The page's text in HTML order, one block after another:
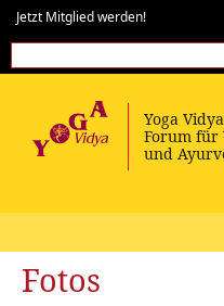
Jetzt Mitglied werden!
Fotos